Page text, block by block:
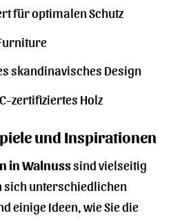
für optimalen Schutz
skandinavisches Design
zertifiziertes Holz
und Inspirationen
in Walnusssind vielseitig
sich unterschiedlichen
einige Ideen, wie Sie die